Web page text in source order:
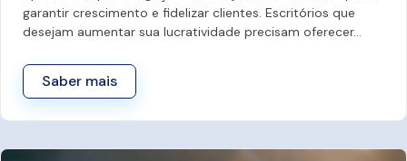
garantir crescimento e fidelizar clientes. Escritórios que
desejam aumentar sua lucratividade precisam oferecer…
Saber mais